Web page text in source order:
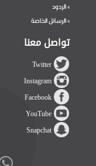
>الردود
>الرسائل الخاصة
تواصل معنا
Twitter
Instagram
Facebook
YouTube
Snapchat